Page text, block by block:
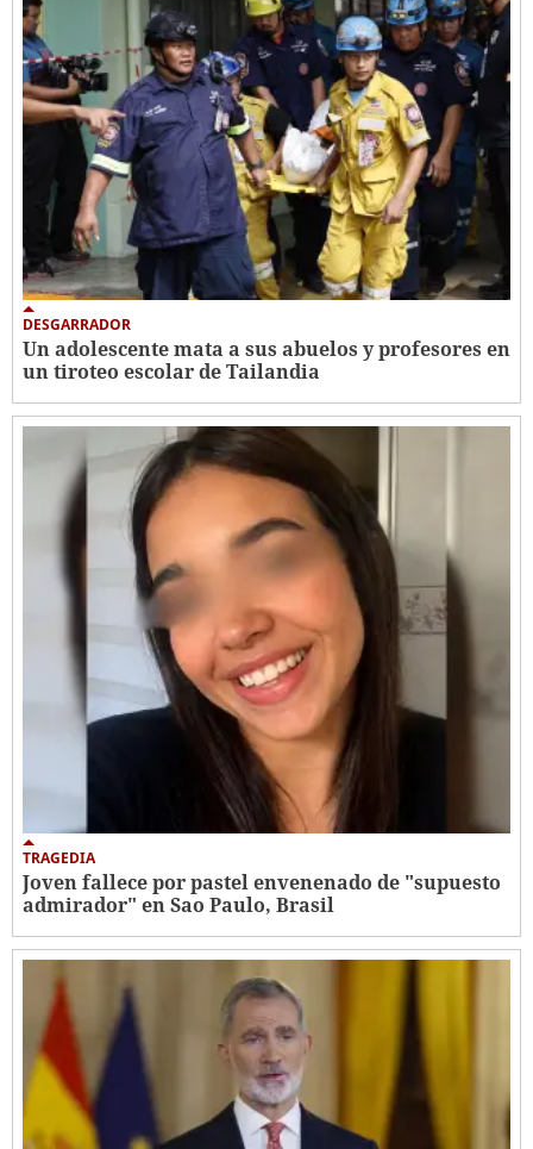
DESGARRADOR
Un adolescente mata a sus abuelos y profesores en
un tiroteo escolar de Tailandia
TRAGEDIA
Joven fallece por pastel envenenado de "supuesto
admirador" en Sao Paulo, Brasil